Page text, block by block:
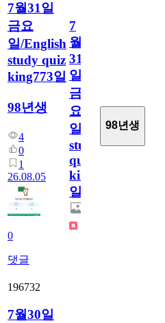
7월31일
금요
일/English
study quiz
king773일
98년생
4
0
1
26.08.05
0
댓글
7
월
31
일
금
요
일/English
study
quiz
king773
일
98년생
196732
7월30일